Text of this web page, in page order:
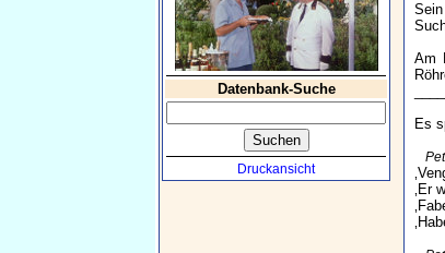
Datenbank-Suche
Druckansicht
Am
Es
‚Er